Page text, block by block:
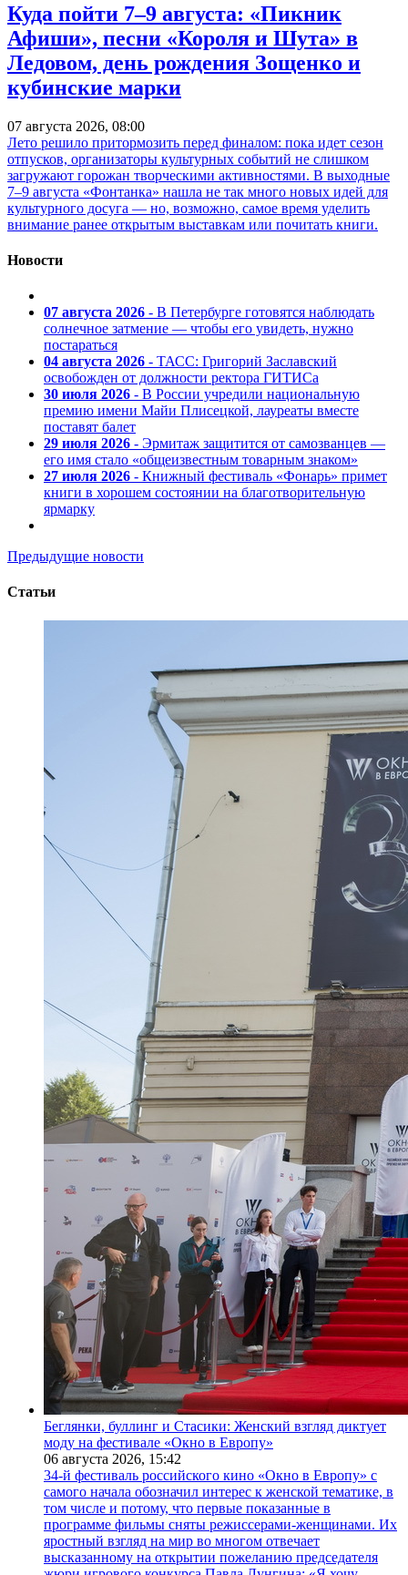
Куда пойти 7–9 августа: «Пикник
Афиши», песни «Короля и Шута» в
Ледовом, день рождения Зощенко и
кубинские марки
07 августа 2026, 08:00
Лето решило притормозить перед финалом: пока идет сезон
отпусков, организаторы культурных событий не слишком
загружают горожан творческими активностями. В выходные
7–9 августа «Фонтанка» нашла не так много новых идей для
культурного досуга — но, возможно, самое время уделить
внимание ранее открытым выставкам или почитать книги.
Новости
07 августа 2026 - В Петербурге готовятся наблюдать
солнечное затмение — чтобы его увидеть, нужно
постараться
04 августа 2026 - ТАСС: Григорий Заславский
освобожден от должности ректора ГИТИСа
30 июля 2026 - В России учредили национальную
премию имени Майи Плисецкой, лауреаты вместе
поставят балет
29 июля 2026 - Эрмитаж защитится от самозванцев —
его имя стало «общеизвестным товарным знаком»
27 июля 2026 - Книжный фестиваль «Фонарь» примет
книги в хорошем состоянии на благотворительную
ярмарку
Предыдущие новости
Статьи
Беглянки, буллинг и Стасики: Женский взгляд диктует
моду на фестивале «Окно в Европу»
06 августа 2026, 15:42
34-й фестиваль российского кино «Окно в Европу» с
самого начала обозначил интерес к женской тематике, в
том числе и потому, что первые показанные в
программе фильмы сняты режиссерами-женщинами. Их
яростный взгляд на мир во многом отвечает
высказанному на открытии пожеланию председателя